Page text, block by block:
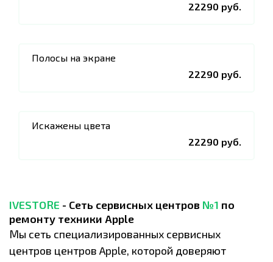
22290 руб.
Полосы на экране
22290 руб.
Искажены цвета
22290 руб.
IVESTORE - Сеть сервисных центров №1 по
ремонту техники Apple
Мы сеть специализированных сервисных
центров центров Apple, которой доверяют